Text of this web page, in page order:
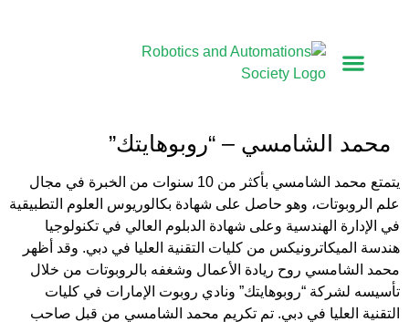
محمد الشامسي – “روبوهايتك”
يتمتع محمد الشامسي بأكثر من 10 سنوات من الخبرة في مجال
علم الروبوتات، وهو حاصل على شهادة بكالوريوس العلوم التطبيقية
في الإدارة الهندسية وعلى شهادة الدبلوم العالي في تكنولوجيا
هندسة الميكاترونيكس من كليات التقنية العليا في دبي. وقد أظهر
محمد الشامسي روح ريادة الأعمال وشغفه بالروبوتات من خلال
تأسيسه لشركة “روبوهايتك” ونادي روبوت الإمارات في كليات
التقنية العليا في دبي. تم تكريم محمد الشامسي من قبل صاحب